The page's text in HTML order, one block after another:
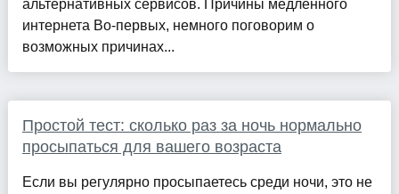
альтернативных сервисов. Причины медленного
интернета Во-первых, немного поговорим о
возможных причинах...
Простой тест: сколько раз за ночь нормально
просыпаться для вашего возраста
Если вы регулярно просыпаетесь среди ночи, это не